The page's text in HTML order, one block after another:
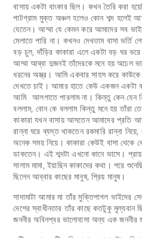
বাসায় একটা বাংকার ছিল। কখন তৈরি করা
পাটগ্রাম মুক্ত অঞ্চল হলেও কোন শব্দ হলেই
যেতেন। আম্মা যে কেমন করে আমাদের সব
মেলাতে পারি না। কখনও দেখতাম বাসা
বড় চুল, দাঁড়ির কাকারা এলে একটা বড় ঘর
আম্মা আব্বা দুজনই তাঁদেরকে মনে হয় অঢেল
ধরনের অস্ত্র। আমি একবার সাহস করে
দেখতে চাই। আমার হাতে কেউ একজন একটা
আমি আলগাতে পারলাম না। কিন্তু কেন যেন
বললাম, বোন কে বললাম কিন্তু মনে হয় তাঁরা
কাকারা যখন বাসায় আসতেন আমাদের প্রতি
রান্না ঘরে ব্যস্ত থাকতেন রকমারি রান্না
অনেক সময় নিয়ে। কাকারা কেউই বাসা থেকে
ডাকতেন। এই শব্দটা এখনো কানে ভাসে।
সালাম মামা, ইয়াছিন কাকাদের কথা। পরে
ছিলেন আব্বার কাছের মানুষ, প্রিয় মানুষ।
সাদামাটা আমার মা তাঁর মুক্তিপাগল ভাইদের
দেশের স্বাধীনতার তাঁর কাছে কতটুকু
জননীর অবিনশ্বর ভালোবাসা অন্য এক জননীর